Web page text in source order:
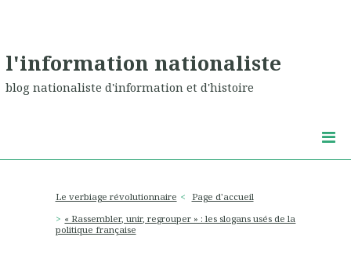
l'information nationaliste
blog nationaliste d'information et d'histoire
Le verbiage révolutionnaire
Page d'accueil
« Rassembler, unir, regrouper » : les slogans usés de la
politique française